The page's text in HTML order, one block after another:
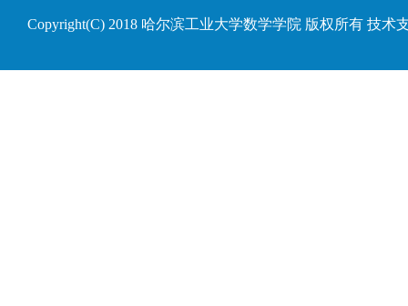
Copyright(C) 2018 哈尔滨工业大学数学学院 版权所有 技